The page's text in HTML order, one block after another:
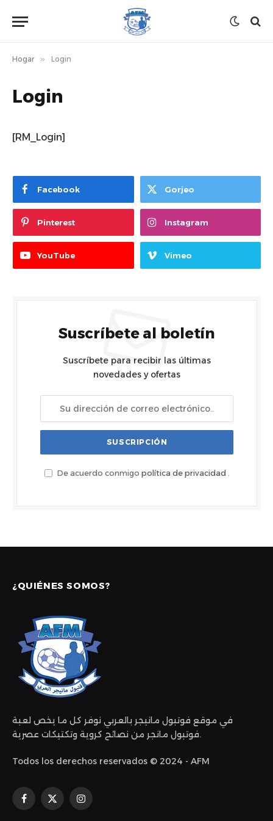
Hogar » Login
Login
[RM_Login]
Facebook Gorjeo
Pinterest Instagram
YouTube Vimeo
Suscríbete al boletín
Suscríbete para recibir las últimas
novedades y ofertas
De acuerdo conmigo política de privacidad .
¿QUIÉNES SOMOS?
في موقع فوتبول مانيجر بالعربي نوفر كل ما يخص لعبة
فوتبول مانجر من نصائح كروية وتكتيكات عصرية.
Todos los derechos reservados © 2024 - AFM
Facebook
X
Instagram